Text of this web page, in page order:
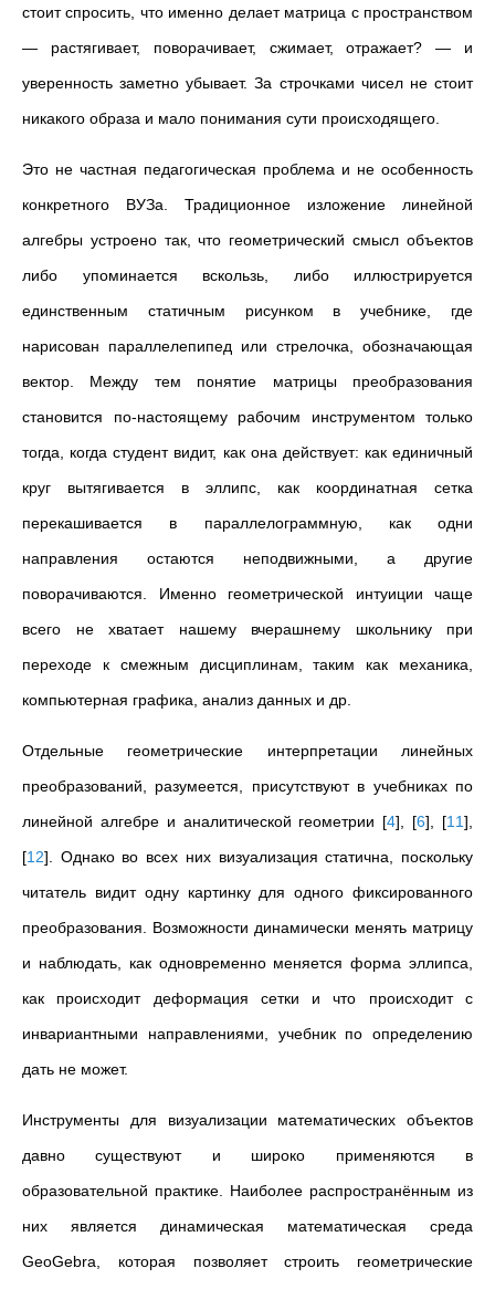
стоит спросить, что именно делает матрица с пространством
— растягивает, поворачивает, сжимает, отражает? — и
уверенность заметно убывает. За строчками чисел не стоит
никакого образа и мало понимания сути происходящего.
Это не частная педагогическая проблема и не особенность
конкретного ВУЗа. Традиционное изложение линейной
алгебры устроено так, что геометрический смысл объектов
либо упоминается вскользь, либо иллюстрируется
единственным статичным рисунком в учебнике, где
нарисован параллелепипед или стрелочка, обозначающая
вектор. Между тем понятие матрицы преобразования
становится по-настоящему рабочим инструментом только
тогда, когда студент видит, как она действует: как единичный
круг вытягивается в эллипс, как координатная сетка
перекашивается в параллелограммную, как одни
направления остаются неподвижными, а другие
поворачиваются. Именно геометрической интуиции чаще
всего не хватает нашему вчерашнему школьнику при
переходе к смежным дисциплинам, таким как механика,
компьютерная графика, анализ данных и др.
Отдельные геометрические интерпретации линейных
преобразований, разумеется, присутствуют в учебниках по
линейной алгебре и аналитической геометрии [4] [6] [11]
[12] . Однако во всех них визуализация статична, поскольку
читатель видит одну картинку для одного фиксированного
преобразования. Возможности динамически менять матрицу
и наблюдать, как одновременно меняется форма эллипса,
как происходит деформация сетки и что происходит с
инвариантными направлениями, учебник по определению
дать не может.
Инструменты для визуализации математических объектов
давно существуют и широко применяются в
образовательной практике. Наиболее распространённым из
них является динамическая математическая среда
GeoGebra, которая позволяет строить геометрические